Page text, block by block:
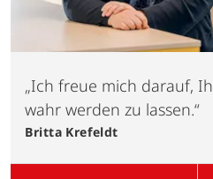
„Ich freue mich darauf,
wahr werden zu lassen.“
Britta Krefeldt